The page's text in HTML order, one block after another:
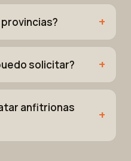
solicitar?
anfitrionas